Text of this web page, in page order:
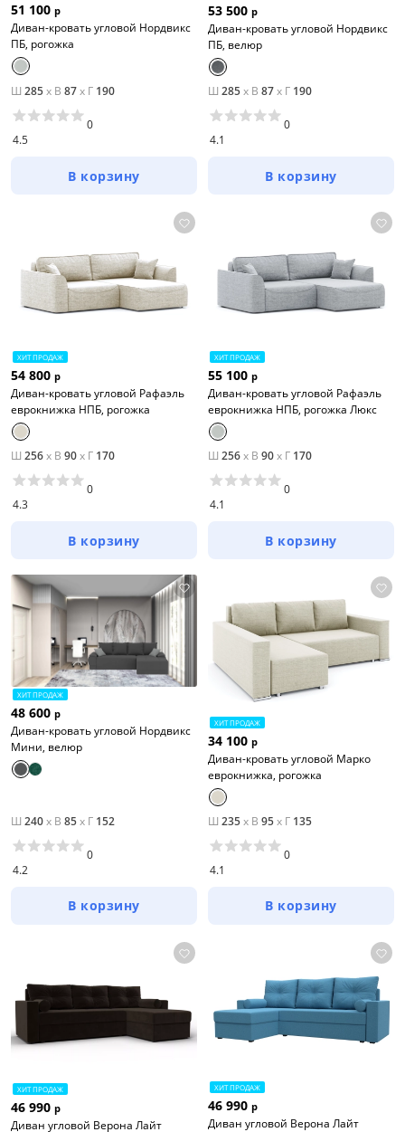
51 100 р
Диван-кровать угловой Нордвикс
ПБ, рогожка
Ш 285x В 87x Г 190
4.5
0
В корзину
53 500 р
Диван-кровать угловой Нордвикс
ПБ, велюр
Ш 285x В 87x Г 190
4.1
0
В корзину
ХИТ ПРОДАЖ
54 800 р
Диван-кровать угловой Рафаэль
еврокнижка НПБ, рогожка
Ш 256x В 90x Г 170
4.3
0
В корзину
ХИТ ПРОДАЖ
55 100 р
Диван-кровать угловой Рафаэль
еврокнижка НПБ, рогожка Люкс
Ш 256x В 90x Г 170
4.1
0
В корзину
ХИТ ПРОДАЖ
48 600 р
Диван-кровать угловой Нордвикс
Мини, велюр
Ш 240x В 85x Г 152
4.2
0
В корзину
ХИТ ПРОДАЖ
34 100 р
Диван-кровать угловой Марко
еврокнижка, рогожка
Ш 235x В 95x Г 135
4.1
0
В корзину
ХИТ ПРОДАЖ
46 990 р
Диван угловой Верона Лайт
ХИТ ПРОДАЖ
46 990 р
Диван угловой Верона Лайт